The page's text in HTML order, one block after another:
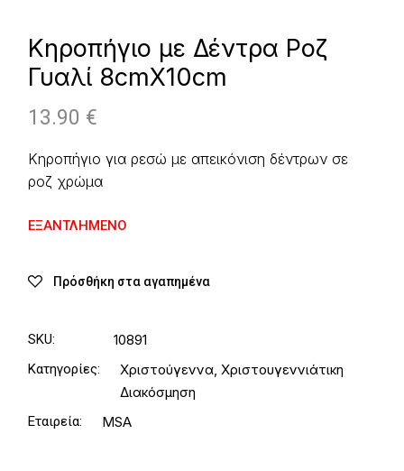
Κηροπήγιο με Δέντρα Ροζ
Γυαλί 8cmX10cm
13.90 €
Κηροπήγιο για ρεσώ με απεικόνιση δέντρων σε
ροζ χρώμα
ΕΞΑΝΤΛΗΜΈΝΟ
Πρόσθήκη στα αγαπημένα
SKU: 10891
Κατηγορίες: Χριστούγεννα,Χριστουγεννιάτικη
Διακόσμηση
Εταιρεία: MSA